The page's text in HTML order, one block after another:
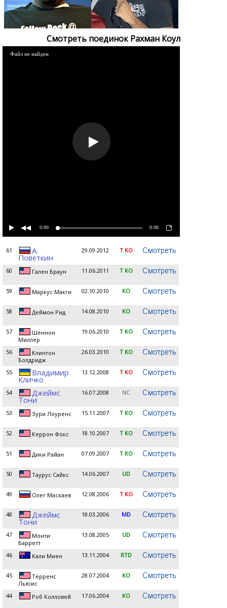
Смотреть поединок Рахман Коул
Файл не найден
0:00 0:00
61 А.
Поветкин
29.09.2012 T KO
60 Гален Браун 11.06.2011 T KO
59 Маркус Макги 02.10.2010 KO
58 Деймон Рид 14.08.2010 KO
57
Шеннон
Миллер
19.06.2010 T KO
56
Клинтон
Болдридж
26.03.2010 T KO
55 Владимир
Кличко
13.12.2008 T KO
54 Джеймс
Тони
16.07.2008 NC
53 Зури Лоуренс 15.11.2007 T KO
52 Керрон Фокс 18.10.2007 T KO
51 Дики Райан 07.09.2007 T KO
50 Таурус Сайкс 14.06.2007 UD
49 Олег Маскаев 12.08.2006 T KO
48 Джеймс
Тони
18.03.2006 MD
47
Монти
Барретт
13.08.2005 UD
46 Кали Миен 13.11.2004 RTD
45
Терренс
Льюис
28.07.2004 KO
44 Роб Колловей 17.06.2004 KO